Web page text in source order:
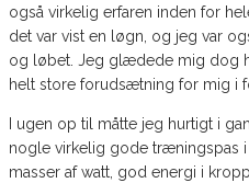
også virkelig erfaren inden for
det var vist en løgn, og jeg var
og løbet. Jeg glædede mig dog
helt store forudsætning for mig i
I ugen op til måtte jeg hurtigt i
nogle virkelig gode træningspas
masser af watt, god energi i